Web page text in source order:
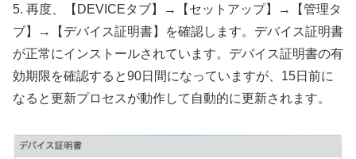
5. 再度、【DEVICEタブ】→【セットアップ】→【管理タ
ブ】→【デバイス証明書】を確認します。デバイス証明書
が正常にインストールされています。デバイス証明書の有
効期限を確認すると90日間になっていますが、15日前に
なると更新プロセスが動作して自動的に更新されます。